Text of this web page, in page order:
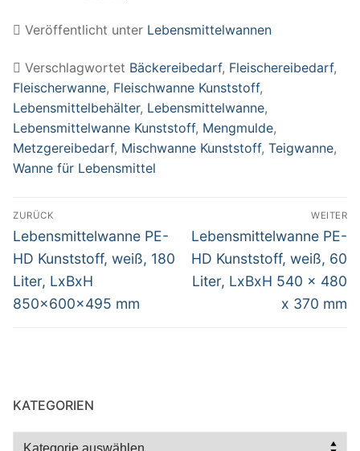
LxBxH 540 x 480
Veröffentlicht unter Lebensmittelwannen
Verschlagwortet Bäckereibedarf, Fleischereibedarf,
Fleischerwanne, Fleischwanne Kunststoff,
Lebensmittelbehälter, Lebensmittelwanne,
Lebensmittelwanne Kunststoff, Mengmulde,
Metzgereibedarf, Mischwanne Kunststoff, Teigwanne,
Wanne für Lebensmittel
Beitragsnavigation
ZURÜCK
Vorheriger
Beitrag:
Lebensmittelwanne PE-
HD Kunststoff, weiß, 180
Liter, LxBxH
850x600x495 mm
WEITER
Nächster
Beitrag:
Lebensmittelwanne PE-
HD Kunststoff, weiß, 60
Liter, LxBxH 540 x 480
x 370 mm
KATEGORIEN
Kategorien